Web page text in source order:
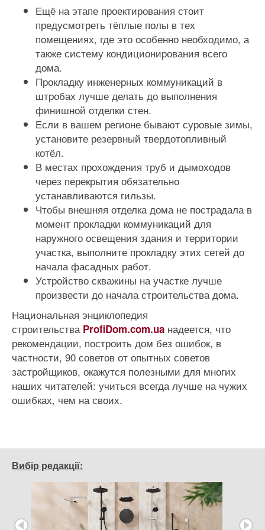
Ещё на этапе проектирования стоит
предусмотреть тёплые полы в тех
помещениях, где это особенно необходимо, а
также систему кондиционирования всего
дома.
Прокладку инженерных коммуникаций в
штробах лучше делать до выполнения
финишной отделки стен.
Если в вашем регионе бывают суровые зимы,
установите резервный твердотопливный
котёл.
В местах прохождения труб и дымоходов
через перекрытия обязательно
устанавливаются гильзы.
Чтобы внешняя отделка дома не пострадала в
момент прокладки коммуникаций для
наружного освещения здания и территории
участка, выполните прокладку этих сетей до
начала фасадных работ.
Устройство скважины на участке лучше
произвести до начала строительства дома.
Национальная энциклопедия
строительства ProfiDom.com.ua надеется, что
рекомендации, построить дом без ошибок, в
частности, 90 советов от опытных советов
застройщиков, окажутся полезными для многих
наших читателей: учиться всегда лучше на чужих
ошибках, чем на своих.
Вибір редакції: